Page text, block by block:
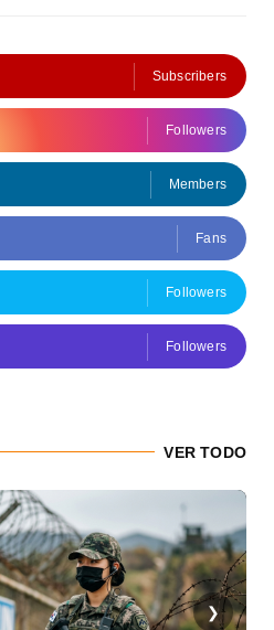
Subscribers
Followers
Members
Fans
Followers
Followers
VER TODO
❯